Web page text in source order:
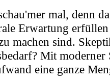
mal, denn
Erwartung
machen sind.
Mit moderner
eine ganze